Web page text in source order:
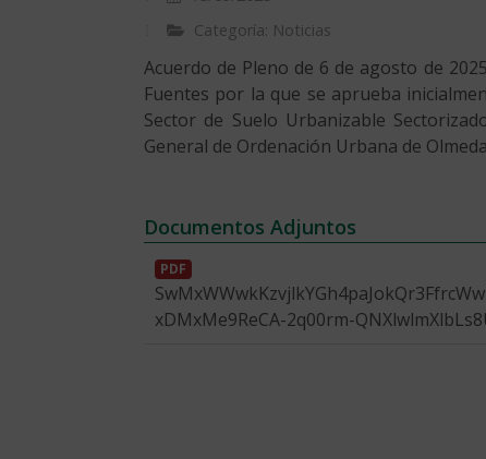
Categoría: Noticias
Acuerdo de Pleno de 6 de agosto de
Fuentes por la que se aprueba
Sector de Suelo Urbanizable
General de Ordenación Urbana de
Documentos Adjuntos
PDF
xDMxMe9ReCA-2q00rm-